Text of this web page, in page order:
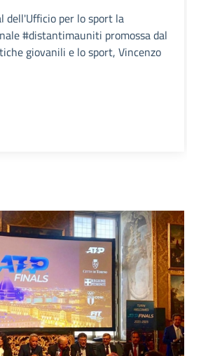
dell'Ufficio per lo sport la
#distantimauniti promossa dal
giovanili e lo sport, Vincenzo